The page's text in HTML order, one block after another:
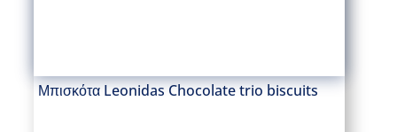
Μπισκότα Leonidas Chocolate trio biscuits